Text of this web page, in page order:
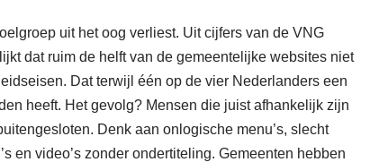
uit het oog verliest. Uit cijfers van de VNG
dat ruim de helft van de gemeentelijke websites niet
Dat terwijl één op de vier Nederlanders een
heeft. Het gevolg? Mensen die juist afhankelijk zijn
Denk aan onlogische menu’s, slecht
en video’s zonder ondertiteling. Gemeenten hebben